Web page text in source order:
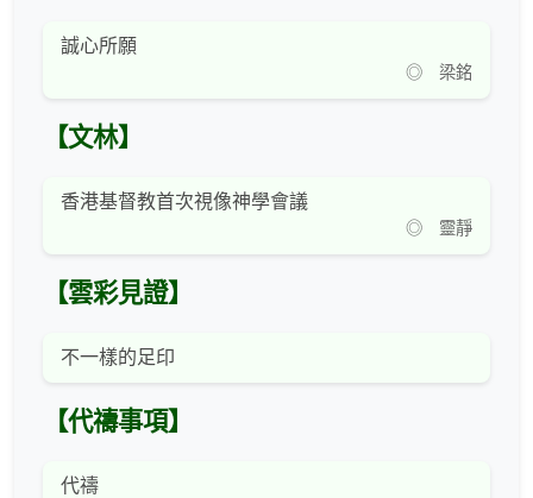
誠心所願
◎ 梁銘
【文林】
香港基督教首次視像神學會議
◎ 靈靜
【雲彩見證】
不一樣的足印
【代禱事項】
代禱